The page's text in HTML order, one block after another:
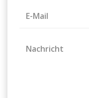
E-Mail
Nachricht